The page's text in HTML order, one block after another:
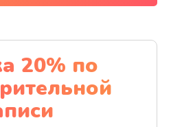
от пыли
руб.
20% по